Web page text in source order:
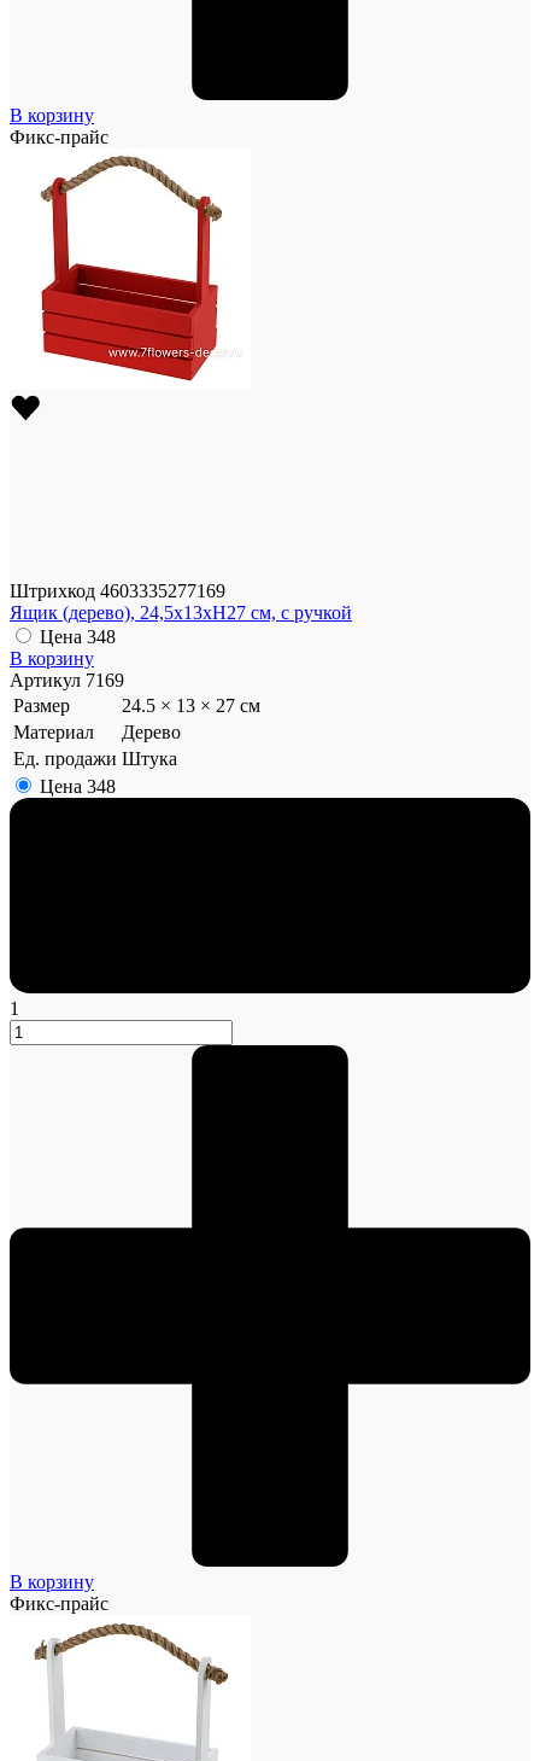
В корзину
Фикс-прайс
Штрихкод 4603335277169
Ящик (дерево), 24,5x13xH27 см, с ручкой
Цена 348
В корзину
Артикул 7169
Размер
24.5 × 13 × 27 см
Материал
Дерево
Ед. продажи Штука
Цена 348
1
В корзину
Фикс-прайс